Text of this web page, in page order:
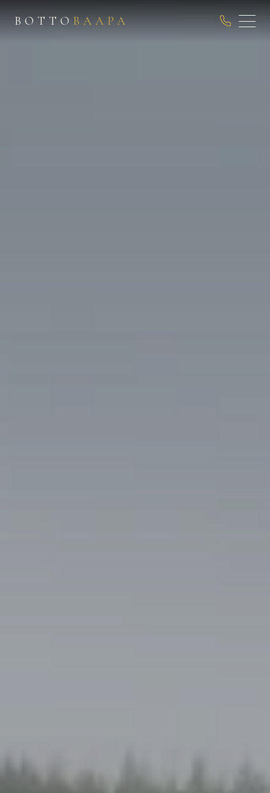
ВОТТО ВААРА